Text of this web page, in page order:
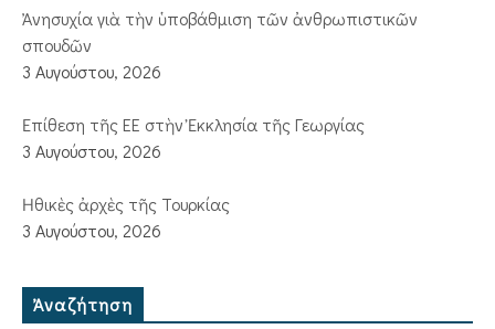
Ἀνησυχία γιὰ τὴν ὑποβάθμιση τῶν ἀνθρωπιστικῶν
σπουδῶν
3 Αυγούστου, 2026
Ἐπίθεση τῆς ΕΕ στὴν Ἐκκλησία τῆς Γεωργίας
3 Αυγούστου, 2026
Ἠθικὲς ἀρχὲς τῆς Τουρκίας
3 Αυγούστου, 2026
Ἀναζήτηση